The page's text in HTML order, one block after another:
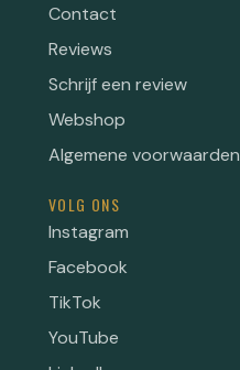
Contact
Reviews
Schrijf een review
Webshop
Algemene voorwaarden
VOLG ONS
Instagram
Facebook
TikTok
YouTube